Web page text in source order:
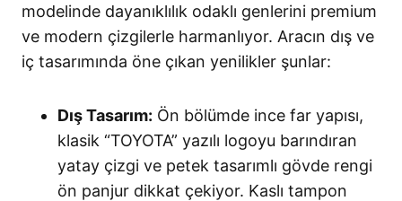
modelinde dayanıklılık odaklı genlerini premium
ve modern çizgilerle harmanlıyor. Aracın dış ve
iç tasarımında öne çıkan yenilikler şunlar:
Dış Tasarım: Ön bölümde ince far yapısı,
klasik “TOYOTA” yazılı logoyu barındıran
yatay çizgi ve petek tasarımlı gövde rengi
ön panjur dikkat çekiyor. Kaslı tampon